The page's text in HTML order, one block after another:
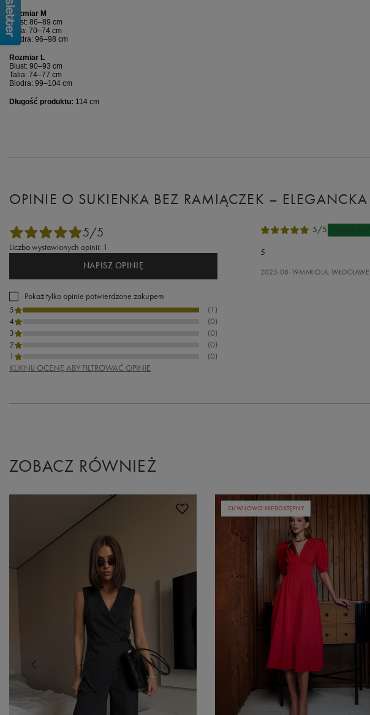
Rozmiar M
Biust: 86–89 cm
Talia: 70–74 cm
Biodra: 96–98 cm
Rozmiar L
Biust: 90–93 cm
Talia: 74–77 cm
Biodra: 99–104 cm
Długość produktu: 114 cm
OPINIE O SUKIENKA BEZ RAMIĄCZEK –
5/5
Liczba wystawionych opinii: 1
NAPISZ OPINIĘ
Pokaż tylko opinie potwierdzone zakupem
5
(1)
4
(0)
3
(0)
2
(0)
1
(0)
KLIKNIJ OCENĘ ABY FILTROWAĆ OPINIE
5/5 OPINIA
5
2025-08-19MARIOLA,
ZOBACZ RÓWNIEŻ
CHWILOWO NIEDOSTĘPNY